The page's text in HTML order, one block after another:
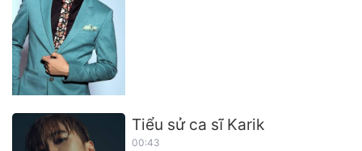
Tiểu sử ca sĩ Karik
00:43